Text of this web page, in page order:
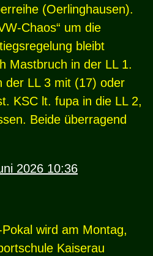
(Oerlinghausen).
Chaos“ um die
bleibt
Mastbruch in der LL 1.
der LL 3 mit (17) oder
KSC lt. fupa in die LL 2,
Beide überragend
2026 10:36
wird am Montag,
Kaiserau